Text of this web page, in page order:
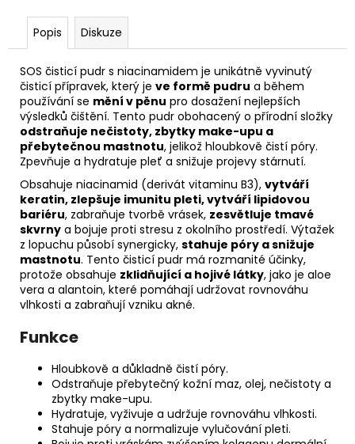
Popis Diskuze
SOS čisticí pudr s niacinamidem je unikátně vyvinutý
čisticí přípravek, který je ve formě pudru a během
používání se mění v pěnu pro dosažení nejlepších
výsledků čištění. Tento pudr obohacený o přírodní složky
odstraňuje nečistoty, zbytky make-upu a
přebytečnou mastnotu, jelikož hloubkově čistí póry.
Zpevňuje a hydratuje pleť a snižuje projevy stárnutí.
Obsahuje niacinamid (derivát vitaminu B3), vytváří
keratin, zlepšuje imunitu pleti, vytváří lipidovou
bariéru, zabraňuje tvorbě vrásek, zesvětluje tmavé
skvrny a bojuje proti stresu z okolního prostředí. Výtažek
z lopuchu působí synergicky, stahuje póry a snižuje
mastnotu. Tento čisticí pudr má rozmanité účinky,
protože obsahuje zklidňující a hojivé látky, jako je aloe
vera a alantoin, které pomáhají udržovat rovnováhu
vlhkosti a zabraňují vzniku akné.
Funkce
Hloubkově a důkladně čistí póry.
Odstraňuje přebytečný kožní maz, olej, nečistoty a
zbytky make-upu.
Hydratuje, vyživuje a udržuje rovnováhu vlhkosti.
Stahuje póry a normalizuje vylučování pleti.
e
ACTIVE
HYDRATAČNÍ
KRÉM
S
KYSELINOU
HYALURONOVOU
A
MOŘSKOU
ŘASOU
50
ML
HOME